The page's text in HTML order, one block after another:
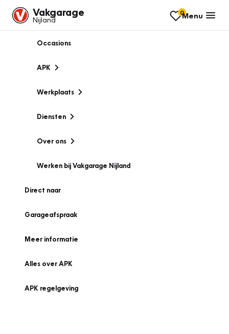
Vakgarage
Nijland
0Menu
Occasions
APK
Werkplaats
Diensten
Over ons
Werken bij Vakgarage Nijland
Direct naar
Garageafspraak
Meer informatie
Alles over APK
APK regelgeving